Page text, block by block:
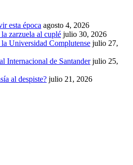
esta época agosto 4, 2026
zarzuela al cuplé julio 30, 2026
Universidad Complutense julio 27,
Internacional de Santander julio 25,
al despiste? julio 21, 2026